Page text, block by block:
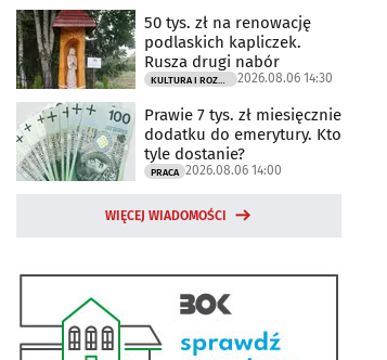
50 tys. zł na renowację
podlaskich kapliczek.
Rusza drugi nabór
2026.08.06 14:30
Prawie 7 tys. zł miesięcznie
dodatku do emerytury. Kto
tyle dostanie?
PRACA 2026.08.06 14:00
WIĘCEJ WIADOMOŚCI